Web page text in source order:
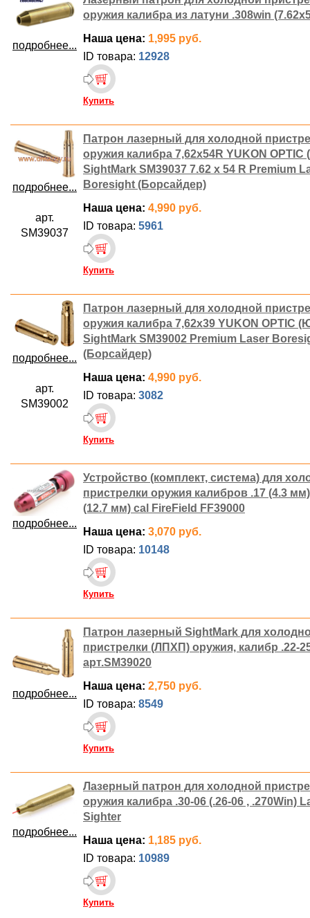
подробнее...
оружия калибра из латуни .308win
Наша цена: 1,995 руб.
ID товара: 12928
Купить
подробнее...
арт.
SM39037
Патрон лазерный для холодной
оружия калибра 7,62x54R YUKON
SightMark SM39037 7.62 x 54 R Premium
Boresight (Борсайдер)
Наша цена: 4,990 руб.
ID товара: 5961
Купить
подробнее...
арт.
SM39002
Патрон лазерный для холодной
оружия калибра 7,62х39 YUKON OPTIC
SightMark SM39002 Premium Laser
(Борсайдер)
Наша цена: 4,990 руб.
ID товара: 3082
Купить
подробнее...
Устройство (комплект, система) для
пристрелки оружия калибров .17 (4.3
(12.7 мм) cal FireField FF39000
Наша цена: 3,070 руб.
ID товара: 10148
Купить
подробнее...
Патрон лазерный SightMark для
пристрелки (ЛПХП) оружия, калибр .22-
арт.SM39020
Наша цена: 2,750 руб.
ID товара: 8549
Купить
подробнее...
Лазерный патрон для холодной
оружия калибра .30-06 (.26-06 , .270Win)
Sighter
Наша цена: 1,185 руб.
ID товара: 10989
Купить